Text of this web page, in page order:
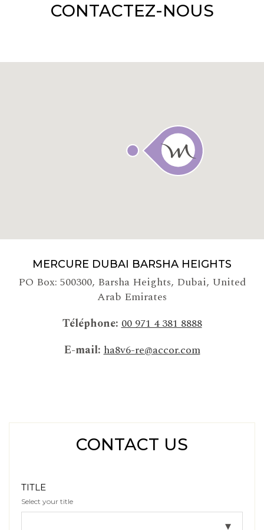
CONTACTEZ-NOUS
MERCURE DUBAI BARSHA HEIGHTS
PO Box: 500300, Barsha Heights, Dubai, United
Arab Emirates
Téléphone 00 971 4 381 8888
E-mail ha8v6-re@accor.com
CONTACT US
TITLE
Select your title